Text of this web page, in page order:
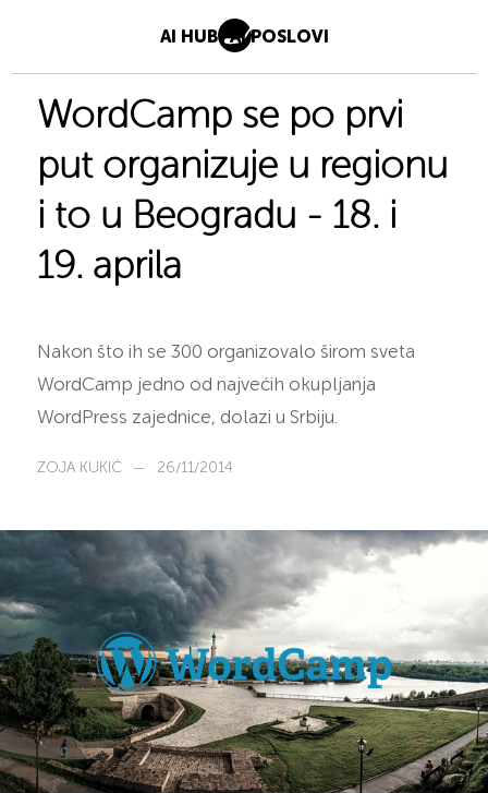
AI HUB AI POSLOVI
WordCamp se po prvi
put organizuje u regionu
i to u Beogradu - 18. i
19. aprila
Nakon što ih se 300 organizovalo širom sveta
WordCamp jedno od najvećih okupljanja
WordPress zajednice, dolazi u Srbiju.
ZOJA KUKIĆ — 26/11/2014